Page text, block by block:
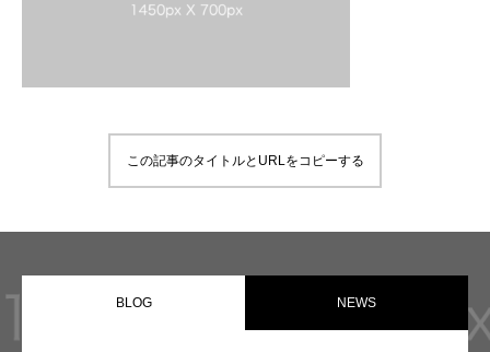
この記事のタイトルとURLをコピーする
BLOG NEWS